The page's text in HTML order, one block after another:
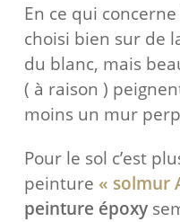
En ce qui
choisi bien sur de
du blanc, mais
( à raison )
moins un mur
Pour le sol c’est
peinture « solmur
peinture époxy